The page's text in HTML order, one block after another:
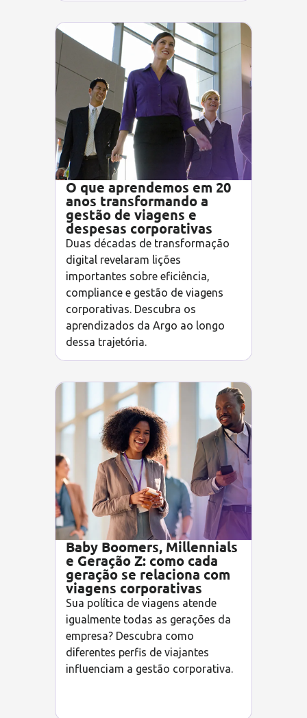
O que aprendemos em 20
anos transformando a
gestão de viagens e
despesas corporativas
Duas décadas de transformação
digital revelaram lições
importantes sobre eficiência,
compliance e gestão de viagens
corporativas. Descubra os
aprendizados da Argo ao longo
dessa trajetória.
Baby Boomers, Millennials
e Geração Z: como cada
geração se relaciona com
viagens corporativas
Sua política de viagens atende
igualmente todas as gerações da
empresa? Descubra como
diferentes perfis de viajantes
influenciam a gestão corporativa.